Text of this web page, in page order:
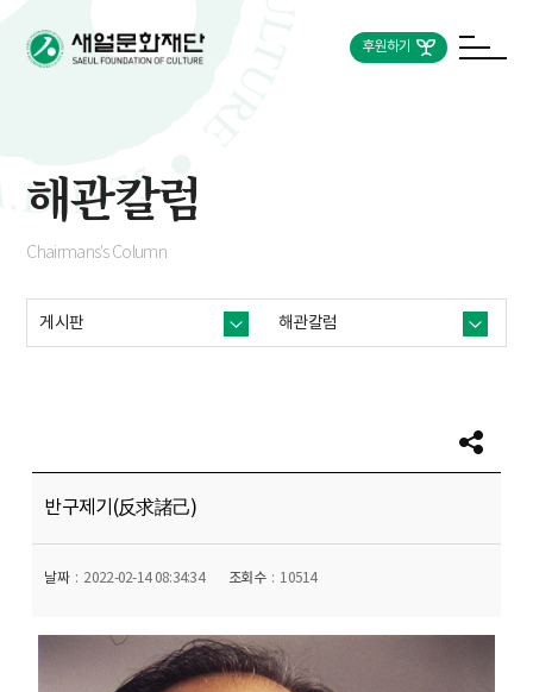
후원하기
해관칼럼
Chairmans's Column
게시판 해관칼럼
반구제기(反求諸己)
날짜 2022-02-14 08:34:34 조회수 10514